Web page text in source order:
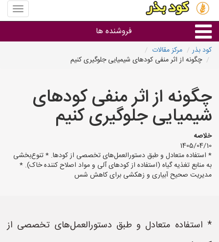
منوی
سایت
بذر
فروشنده ها
گروه ها
استان ها
کود بذر
مرکز مقالات
چگونه از اثر منفی کودهای شیمیایی جلوگیری کنیم
چگونه از اثر منفی کودهای
شیمیایی جلوگیری کنیم
خلاصه
1405/04/10
* استفاده متعادل و طبق دستورالعمل‌های تخصصی از کودها. * تنوع‌بخشی
به منابع تغذیه گیاه (استفاده از کودهای آلی و مواد اصلاح کننده خاک). *
مدیریت صحیح آبیاری و زهکشی برای کاهش شس
* استفاده متعادل و طبق دستورالعمل‌های تخصصی از